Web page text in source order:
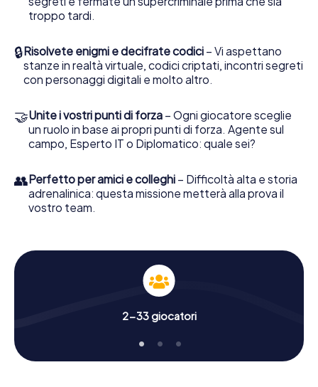
spionaggio e degli agenti segreti e trasformi Horb am
Neckar in un'Escape Room all'aperto!
troppo tardi.
🔒Risolvete enigmi e decifrate codici – Vi aspettano
stanze in realtà virtuale, codici criptati, incontri segreti
con personaggi digitali e molto altro.
🤝Unite i vostri punti di forza – Ogni giocatore sceglie
un ruolo in base ai propri punti di forza. Agente sul
campo, Esperto IT o Diplomatico: quale sei?
👥Perfetto per amici e colleghi – Difficoltà alta e storia
adrenalinica: questa missione metterà alla prova il
vostro team.
2-33 giocatori